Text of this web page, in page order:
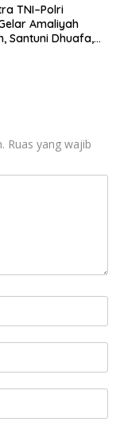
TNI–Polri
Amaliyah
Santuni Dhuafa,
Ruas yang wajib